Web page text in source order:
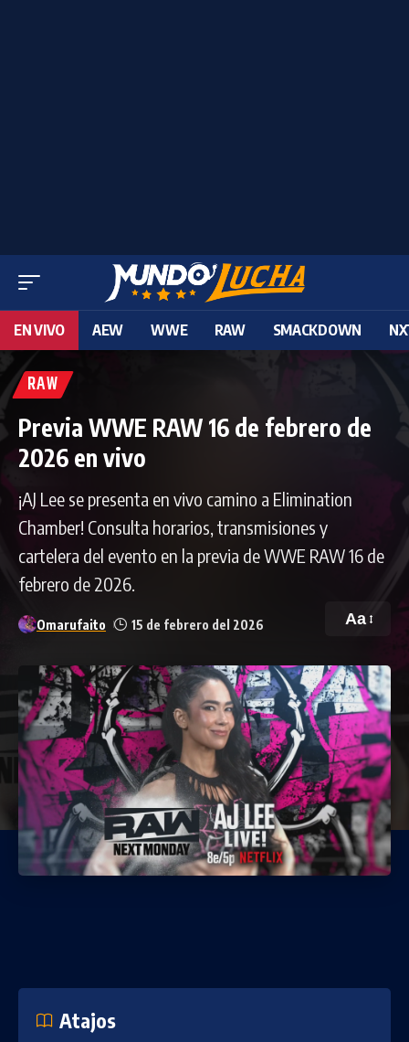
EN VIVO AEW WWE RAW SMACKDOWN
RAW
Previa WWE RAW 16 de febrero de
2026 en vivo
¡AJ Lee se presenta en vivo camino a Elimination
Chamber! Consulta horarios, transmisiones y
cartelera del evento en la previa de WWE RAW 16 de
febrero de 2026.
Omarufaito 15 de febrero del 2026 Aa
Atajos